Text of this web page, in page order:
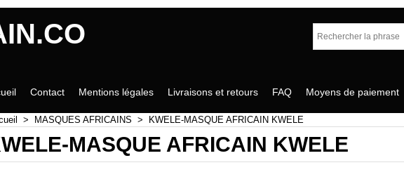
Contact Mentions légales Livraisons et retours FAQ Moyens de paiement
> MASQUES AFRICAINS > KWELE-MASQUE AFRICAIN KWELE
MASQUE AFRICAIN KWELE